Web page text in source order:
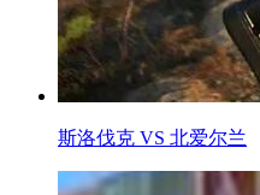
斯洛伐克 VS 北爱尔兰